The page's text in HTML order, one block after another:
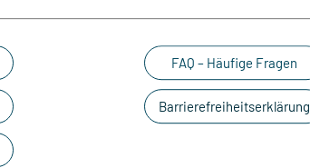
FAQ – Häufige Fragen
Barrierefreiheitserklärung